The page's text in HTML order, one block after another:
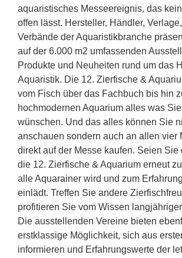
aquaristisches Messeereignis, das
offen lässt. Hersteller, Händler,
Verbände der Aquaristikbranche
auf der 6.000 m2 umfassenden
Produkte und Neuheiten rund um das
Aquaristik. Die 12. Zierfische &
vom Fisch über das Fachbuch bis hin
hochmodernen Aquarium alles was
wünschen. Und das alles können Sie
anschauen sondern auch an allen vier
direkt auf der Messe kaufen. Seien Sie
die 12. Zierfische & Aquarium erneut
alle Aquarainer wird und zum
einlädt. Treffen Sie andere
profitieren Sie vom Wissen
Die ausstellenden Vereine bieten
erstklassige Möglichkeit, sich aus
informieren und Erfahrungswerte der